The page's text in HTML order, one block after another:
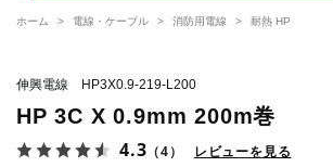
ホーム > 電線・ケーブル > 消防用電線 > 耐熱 HP
伸興電線 HP3X0.9-219-L200
HP 3C X 0.9mm 200m巻
4.3 （4） レビューを見る